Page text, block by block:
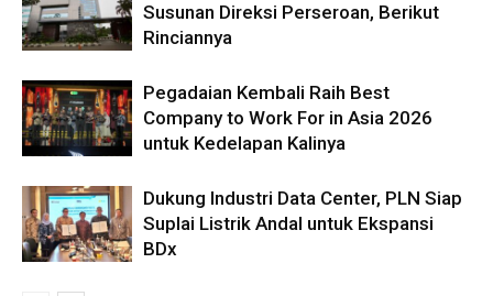
Susunan Direksi Perseroan, Berikut
Rinciannya
Pegadaian Kembali Raih Best
Company to Work For in Asia 2026
untuk Kedelapan Kalinya
Dukung Industri Data Center, PLN Siap
Suplai Listrik Andal untuk Ekspansi
BDx